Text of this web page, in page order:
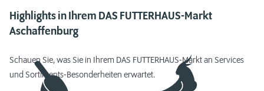
Highlights in Ihrem DAS FUTTERHAUS-Markt
Aschaffenburg
Schauen Sie, was Sie in Ihrem DAS FUTTERHAUS-Markt an Services
und Sortiments-Besonderheiten erwartet.